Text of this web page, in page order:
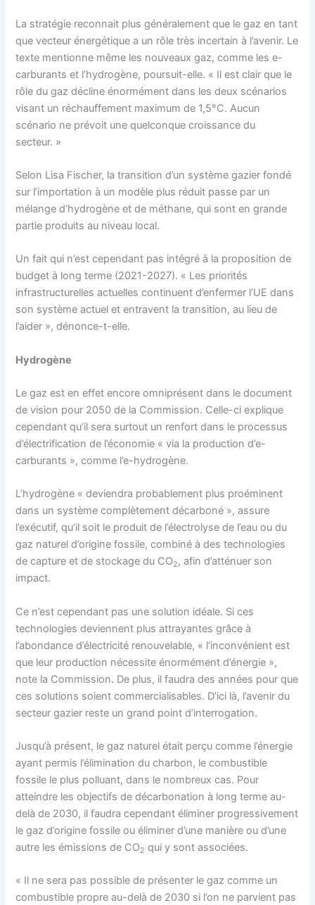
La stratégie reconnait plus généralement que le gaz en tant
que vecteur énergétique a un rôle très incertain à l’avenir. Le
texte mentionne même les nouveaux gaz, comme les e-
carburants et l’hydrogène, poursuit-elle. « Il est clair que le
rôle du gaz décline énormément dans les deux scénarios
visant un réchauffement maximum de 1,5°C. Aucun
scénario ne prévoit une quelconque croissance du
secteur. »
Selon Lisa Fischer, la transition d’un système gazier fondé
sur l’importation à un modèle plus réduit passe par un
mélange d’hydrogène et de méthane, qui sont en grande
partie produits au niveau local.
Un fait qui n’est cependant pas intégré à la proposition de
budget à long terme (2021-2027). « Les priorités
infrastructurelles actuelles continuent d’enfermer l’UE dans
son système actuel et entravent la transition, au lieu de
l’aider », dénonce-t-elle.
Hydrogène
Le gaz est en effet encore omniprésent dans le document
de vision pour 2050 de la Commission. Celle-ci explique
cependant qu’il sera surtout un renfort dans le processus
d’électrification de l’économie « via la production d’e-
carburants », comme l’e-hydrogène.
L’hydrogène « deviendra probablement plus proéminent
dans un système complètement décarboné », assure
l’exécutif, qu’il soit le produit de l’électrolyse de l’eau ou du
gaz naturel d’origine fossile, combiné à des technologies
de capture et de stockage du CO2, afin d’atténuer son
impact.
Ce n’est cependant pas une solution idéale. Si ces
technologies deviennent plus attrayantes grâce à
l’abondance d’électricité renouvelable, « l’inconvénient est
que leur production nécessite énormément d’énergie »,
note la Commission. De plus, il faudra des années pour que
ces solutions soient commercialisables. D’ici là, l’avenir du
secteur gazier reste un grand point d’interrogation.
Jusqu’à présent, le gaz naturel était perçu comme l’énergie
ayant permis l’élimination du charbon, le combustible
fossile le plus polluant, dans le nombreux cas. Pour
atteindre les objectifs de décarbonation à long terme au-
delà de 2030, il faudra cependant éliminer progressivement
le gaz d’origine fossile ou éliminer d’une manière ou d’une
autre les émissions de CO2 qui y sont associées.
« Il ne sera pas possible de présenter le gaz comme un
combustible propre au-delà de 2030 si l’on ne parvient pas